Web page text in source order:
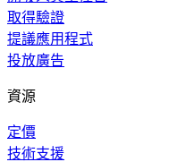
取得驗證
提議應用程式
投放廣告
資源
定價
技術支援